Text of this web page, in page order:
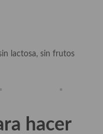
lactosa, sin frutos
hacer